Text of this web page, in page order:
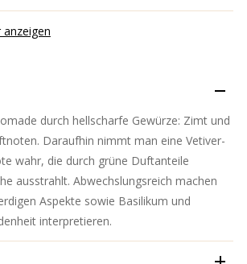
anzeigen
durch hellscharfe Gewürze: Zimt und
Daraufhin nimmt man eine Vetiver-
wahr, die durch grüne Duftanteile
ausstrahlt. Abwechslungsreich machen
Aspekte sowie Basilikum und
interpretieren.